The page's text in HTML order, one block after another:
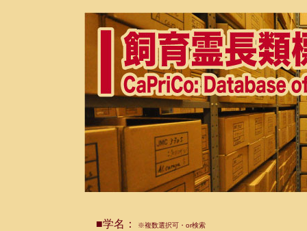
■学名： ※複数選択可・or検索